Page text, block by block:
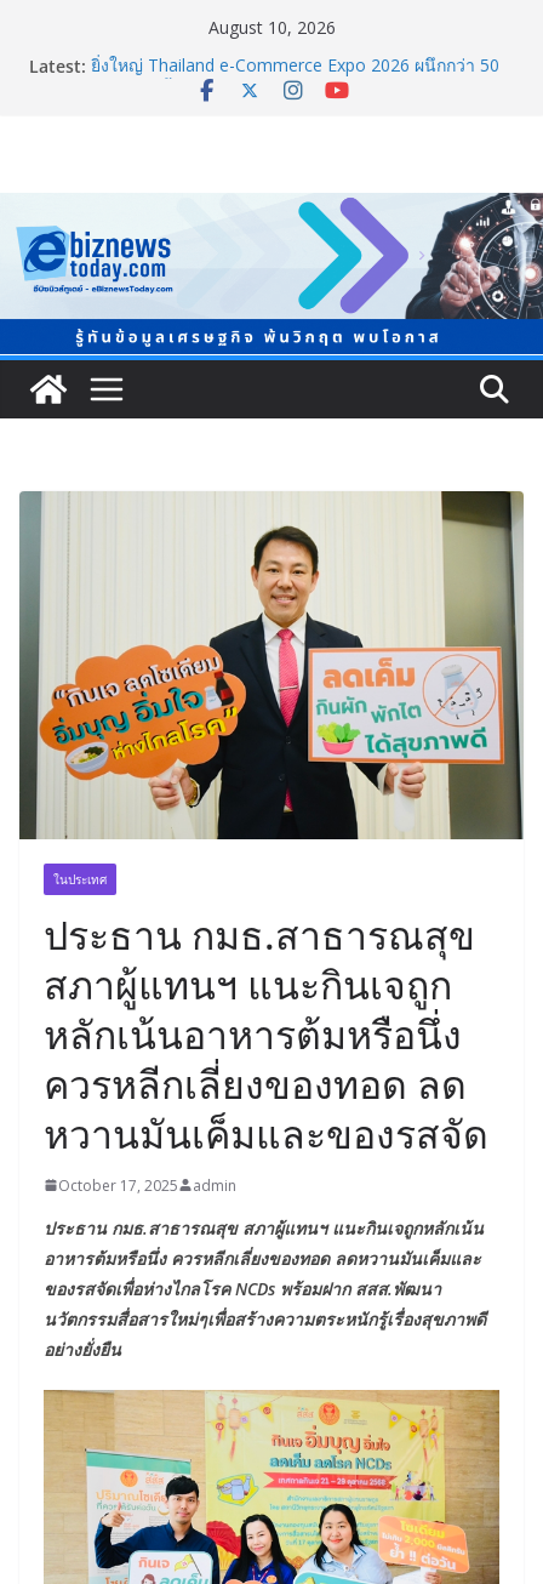
August 10, 2026
Latest: ยิ่งใหญ่ Thailand e-Commerce Expo 2026 ผนึกกว่า 50
พันธมิตร ปั้นผู้ประกอบการไทยสู่ตลาดโลก คาดเงินสะพัด
ฉลองเซิร์ฟเวอร์ใหม่ เฮเลนา
“ทรงศักดิ์” ประชุมร่างแผน สสส. ปี 70 เน้นขยายงานสร้าง
เสริมสุขภาพรายจังหวัด หนุนวาระกลาง “ขับเคลื่อนใช้
ข้อมูลเชิงพื้นที่” เล็งวัดผลได้ภายใน 1 ปี
จับตาการตลาดบุหรี่ไฟฟ้าผ่านโลกโซเซียล
ชวนโหวต “People’s Choice Awards” ดันผู้บริโภคร่วม
ตัดสินสุดยอดบริษัทอสังหาฯ และเอเจนต์ที่ชื่นชอบแห่งปี
2026
ในประเทศ
ประธาน กมธ.สาธารณสุข
สภาผู้แทนฯ แนะกินเจถูก
หลักเน้นอาหารต้มหรือนึ่ง
ควรหลีกเลี่ยงของทอด ลด
หวานมันเค็มและของรสจัด
October 17, 2025 admin
ประธาน กมธ.สาธารณสุข สภาผู้แทนฯ แนะกินเจถูกหลักเน้น
อาหารต้มหรือนึ่ง ควรหลีกเลี่ยงของทอด ลดหวานมันเค็มและ
ของรสจัดเพื่อห่างไกลโรค NCDs พร้อมฝาก สสส.พัฒนา
นวัตกรรมสื่อสารใหม่ๆเพื่อสร้างความตระหนักรู้เรื่องสุขภาพดี
อย่างยั่งยืน